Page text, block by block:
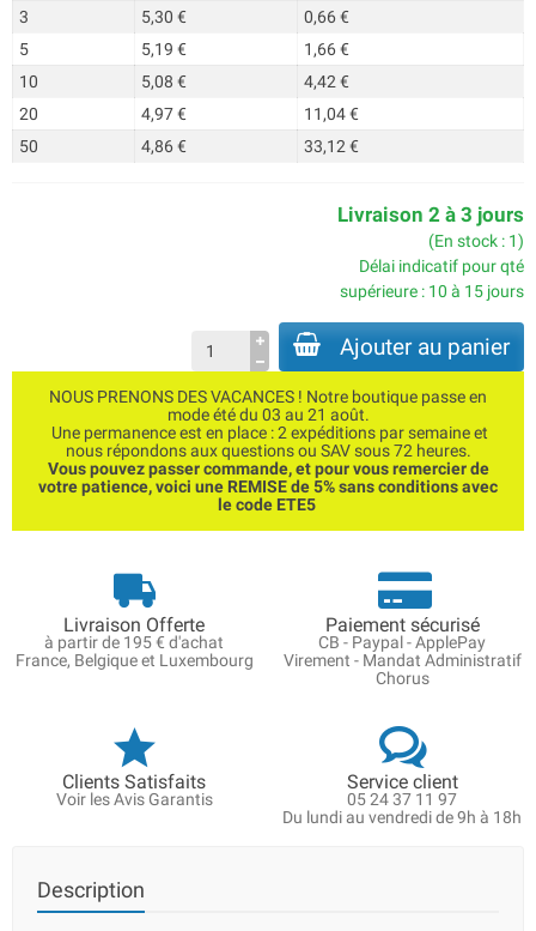
3
5,30 €
0,66 €
5
5,19 €
1,66 €
10
5,08 €
4,42 €
20
4,97 €
11,04 €
50
4,86 € 33,12 €
Livraison 2 à 3 jours
(En stock : 1)
Délai indicatif pour qté
supérieure : 10 à 15 jours
Ajouter au panier
NOUS PRENONS DES VACANCES ! Notre boutique passe en
mode été du 03 au 21 août.
Une permanence est en place : 2 expéditions par semaine et
nous répondons aux questions ou SAV sous 72 heures.
Vous pouvez passer commande, et pour vous remercier de
votre patience, voici une REMISE de 5% sans conditions avec
le code ETE5
Livraison Offerte
à partir de 195 € d'achat
France, Belgique et Luxembourg
Paiement sécurisé
CB - Paypal - ApplePay
Virement - Mandat Administratif
Chorus
Clients Satisfaits
Voir les Avis Garantis
Service client
05 24 37 11 97
Du lundi au vendredi de 9h à 18h
Description